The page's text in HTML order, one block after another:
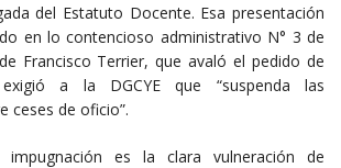
del Estatuto Docente. Esa presentación
en lo contencioso administrativo N° 3 de
Francisco Terrier, que avaló el pedido de
a la DGCYE que “suspenda las
ceses de oficio”.
es la clara vulneración de